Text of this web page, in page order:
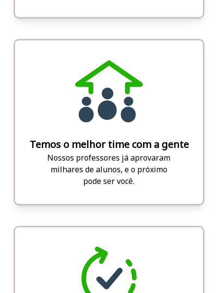
Temos o melhor time com a gente
Nossos professores já aprovaram
milhares de alunos, e o próximo
pode ser você.